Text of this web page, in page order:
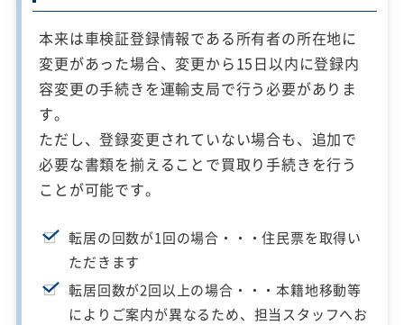
本来は車検証登録情報である所有者の所在地に
変更があった場合、変更から15日以内に登録内
容変更の手続きを運輸支局で行う必要がありま
す。
ただし、登録変更されていない場合も、追加で
必要な書類を揃えることで買取り手続きを行う
ことが可能です。
転居の回数が1回の場合・・・住民票を取得い
ただきます
転居回数が2回以上の場合・・・本籍地移動等
によりご案内が異なるため、担当スタッフへお